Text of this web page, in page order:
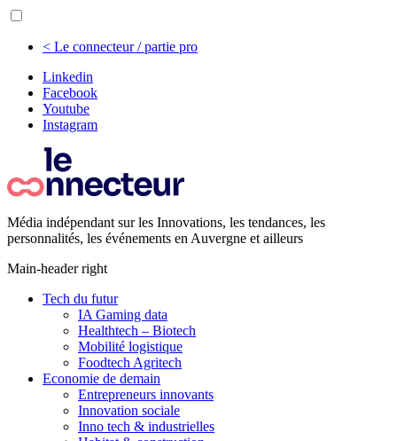
< Le connecteur / partie pro
Linkedin
Facebook
Youtube
Instagram
Média indépendant sur les Innovations, les tendances, les
personnalités, les événements en Auvergne et ailleurs
Main-header right
Tech du futur
IA Gaming data
Healthtech – Biotech
Mobilité logistique
Foodtech Agritech
Economie de demain
Entrepreneurs innovants
Innovation sociale
Inno tech & industrielles